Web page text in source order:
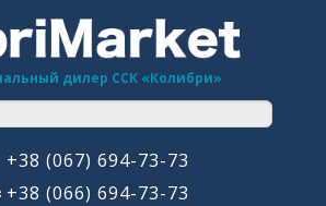
дилер ССК «Колибри»
+38 (067) 694-73-73
+38 (066) 694-73-73